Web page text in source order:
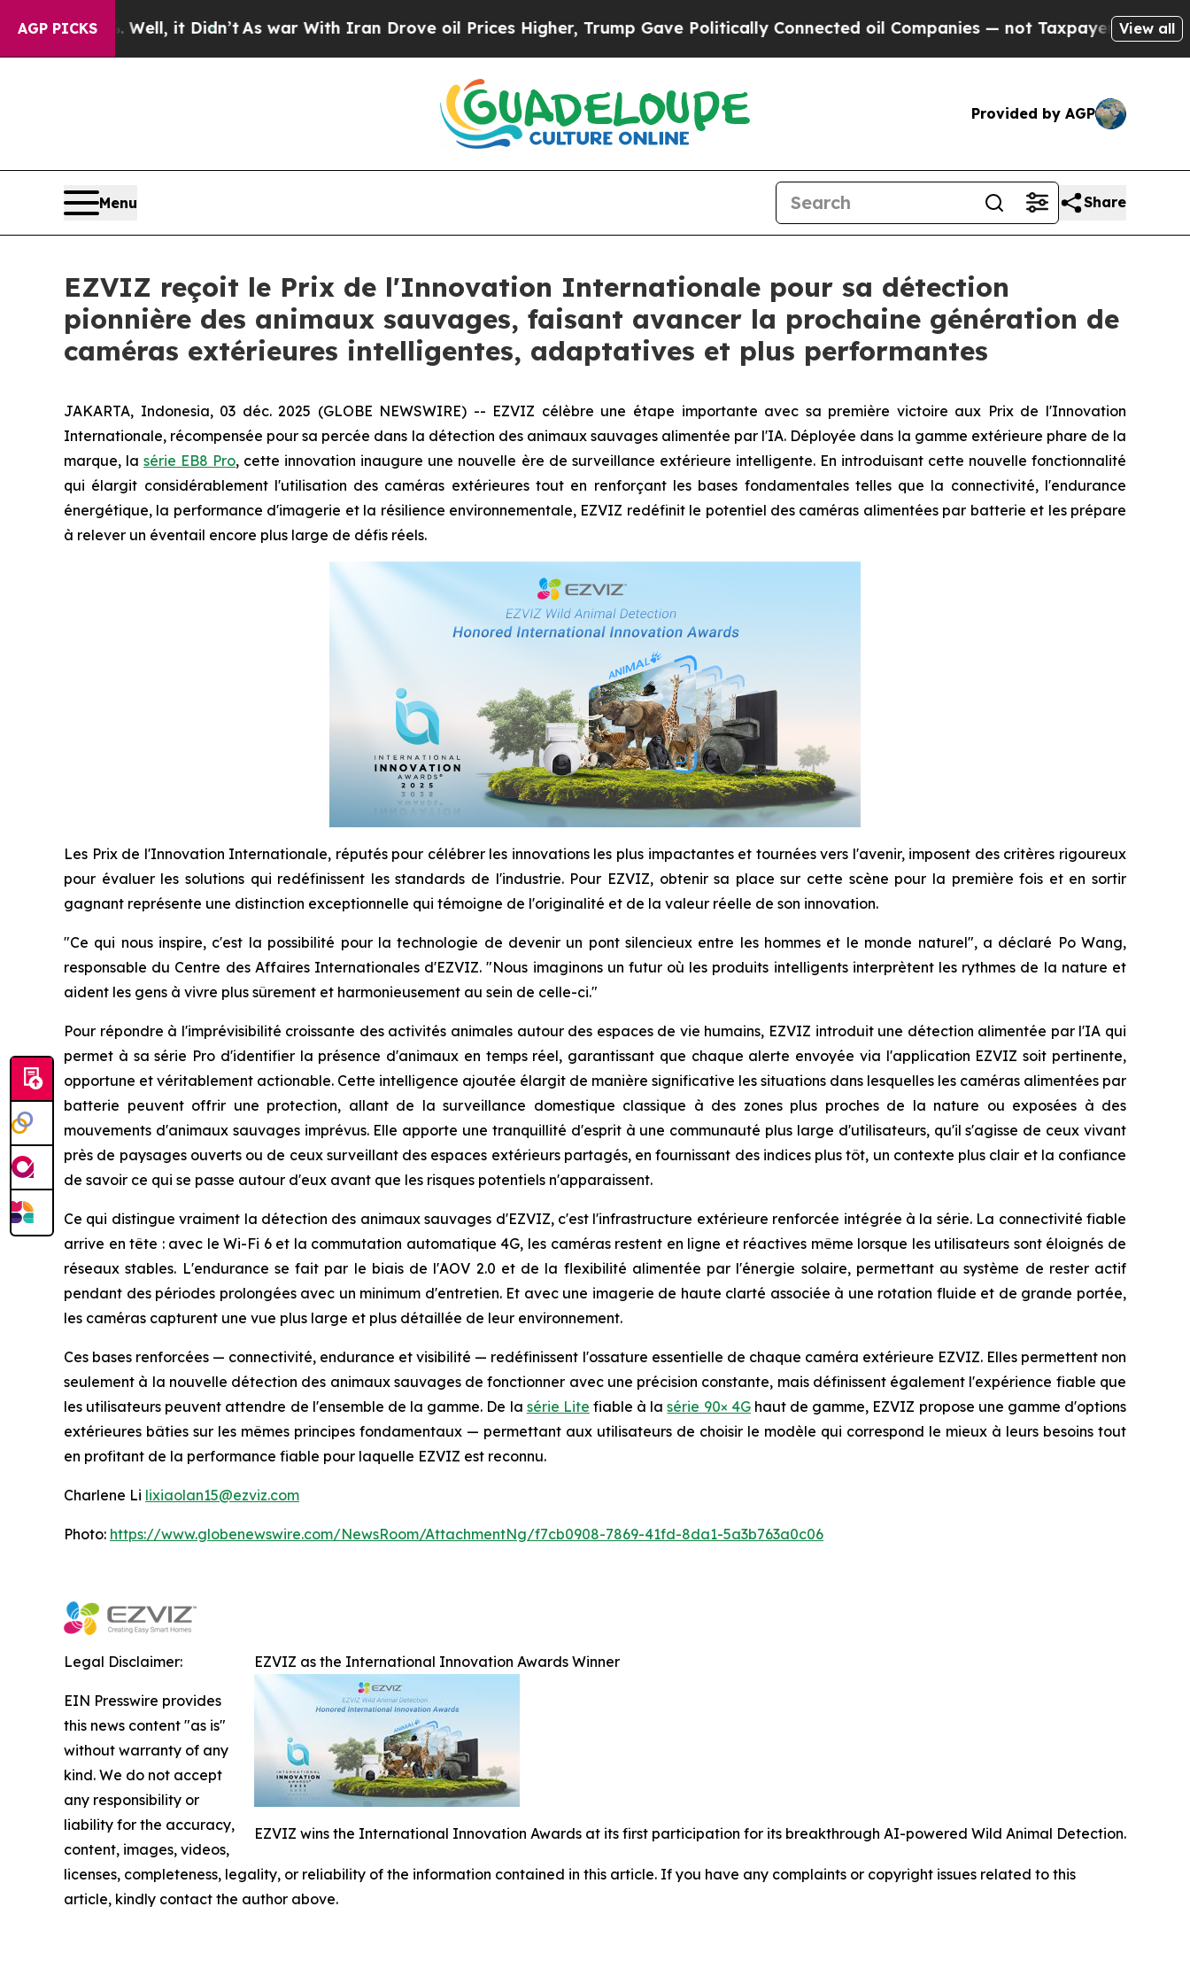
AGP PICKS
Well, it Didn’tAs war With Iran Drove oil Prices Higher, Trump Gave Politically Connected oil Companies — not Taxpayers — the Chance to
View all
Provided by AGP
Menu Share
EZVIZ reçoit le Prix de l'Innovation Internationale pour sa détection
pionnière des animaux sauvages, faisant avancer la prochaine génération de
caméras extérieures intelligentes, adaptatives et plus performantes
JAKARTA, Indonesia, 03 déc. 2025 (GLOBE NEWSWIRE) -- EZVIZ célèbre une étape importante avec sa première victoire aux Prix de l'Innovation
Internationale, récompensée pour sa percée dans la détection des animaux sauvages alimentée par l'IA. Déployée dans la gamme extérieure phare de la
marque, lasérie EB8 Pro, cette innovation inaugure une nouvelle ère de surveillance extérieure intelligente. En introduisant cette nouvelle fonctionnalité
qui élargit considérablement l'utilisation des caméras extérieures tout en renforçant les bases fondamentales telles que la connectivité, l'endurance
énergétique, la performance d'imagerie et la résilience environnementale, EZVIZ redéfinit le potentiel des caméras alimentées par batterie et les prépare
à relever un éventail encore plus large de défis réels.
Les Prix de l'Innovation Internationale, réputés pour célébrer les innovations les plus impactantes et tournées vers l'avenir, imposent des critères rigoureux
pour évaluer les solutions qui redéfinissent les standards de l'industrie. Pour EZVIZ, obtenir sa place sur cette scène pour la première fois et en sortir
gagnant représente une distinction exceptionnelle qui témoigne de l'originalité et de la valeur réelle de son innovation.
"Ce qui nous inspire, c'est la possibilité pour la technologie de devenir un pont silencieux entre les hommes et le monde naturel", a déclaré Po Wang,
responsable du Centre des Affaires Internationales d'EZVIZ. "Nous imaginons un futur où les produits intelligents interprètent les rythmes de la nature et
aident les gens à vivre plus sûrement et harmonieusement au sein de celle-ci."
Pour répondre à l'imprévisibilité croissante des activités animales autour des espaces de vie humains, EZVIZ introduit une détection alimentée par l'IA qui
permet à sa série Pro d'identifier la présence d'animaux en temps réel, garantissant que chaque alerte envoyée via l'application EZVIZ soit pertinente,
opportune et véritablement actionable. Cette intelligence ajoutée élargit de manière significative les situations dans lesquelles les caméras alimentées par
batterie peuvent offrir une protection, allant de la surveillance domestique classique à des zones plus proches de la nature ou exposées à des
mouvements d'animaux sauvages imprévus. Elle apporte une tranquillité d'esprit à une communauté plus large d'utilisateurs, qu'il s'agisse de ceux vivant
près de paysages ouverts ou de ceux surveillant des espaces extérieurs partagés, en fournissant des indices plus tôt, un contexte plus clair et la confiance
de savoir ce qui se passe autour d'eux avant que les risques potentiels n'apparaissent.
Ce qui distingue vraiment la détection des animaux sauvages d'EZVIZ, c'est l'infrastructure extérieure renforcée intégrée à la série. La connectivité fiable
arrive en tête : avec le Wi-Fi 6 et la commutation automatique 4G, les caméras restent en ligne et réactives même lorsque les utilisateurs sont éloignés de
réseaux stables. L'endurance se fait par le biais de l'AOV 2.0 et de la flexibilité alimentée par l'énergie solaire, permettant au système de rester actif
pendant des périodes prolongées avec un minimum d'entretien. Et avec une imagerie de haute clarté associée à une rotation fluide et de grande portée,
les caméras capturent une vue plus large et plus détaillée de leur environnement.
Ces bases renforcées — connectivité, endurance et visibilité — redéfinissent l'ossature essentielle de chaque caméra extérieure EZVIZ. Elles permettent non
seulement à la nouvelle détection des animaux sauvages de fonctionner avec une précision constante, mais définissent également l'expérience fiable que
les utilisateurs peuvent attendre de l'ensemble de la gamme. De la série Lite fiable à lasérie 90× 4Ghaut de gamme, EZVIZ propose une gamme d'options
extérieures bâties sur les mêmes principes fondamentaux — permettant aux utilisateurs de choisir le modèle qui correspond le mieux à leurs besoins tout
en profitant de la performance fiable pour laquelle EZVIZ est reconnu.
Charlene Li lixiaolan15@ezviz.com
Photo: https://www.globenewswire.com/NewsRoom/AttachmentNg/f7cb0908-7869-41fd-8da1-5a3b763a0c06
EZVIZ as the International Innovation Awards Winner
EZVIZ wins the International Innovation Awards at its first participation for its breakthrough AI-powered Wild Animal Detection.
Legal Disclaimer:
EIN Presswire provides
this news content "as is"
without warranty of any
kind. We do not accept
any responsibility or
liability for the accuracy,
content, images, videos,
licenses, completeness, legality, or reliability of the information contained in this article. If you have any complaints or copyright issues related to this
article, kindly contact the author above.